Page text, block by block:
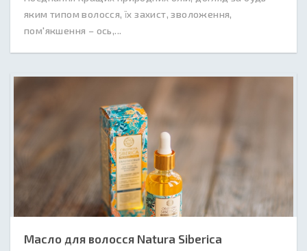
яким типом волосся, їх захист, зволоження,
пом'якшення – ось,...
Масло для волосся Natura Siberica